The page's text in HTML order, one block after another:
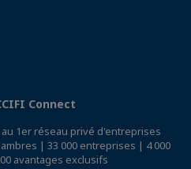
Connect
1er réseau privé d'entreprises
| 33 000 entreprises | 4 000
avantages exclusifs